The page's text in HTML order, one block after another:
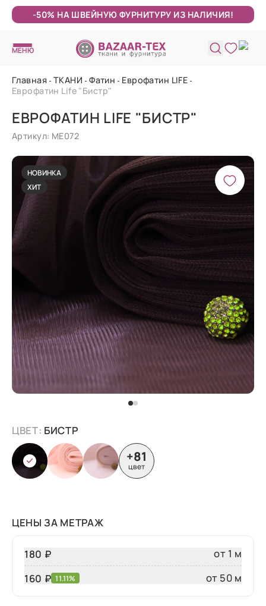
-50% НА ШВЕЙНУЮ ФУРНИТУРУ ИЗ НАЛИЧИЯ!
МЕНЮ
Главная ТКАНИ Фатин
Еврофатин LIFE
Еврофатин Life "Бистр"
ЕВРОФАТИН LIFE "БИСТР"
Артикул: МЕ072
НОВИНКА
ХИТ
ЦВЕТ: БИСТР
+81
цвет
ЦЕНЫ ЗА МЕТРАЖ
180 ₽
от 1 м
160 ₽ 11.11% от 50 м